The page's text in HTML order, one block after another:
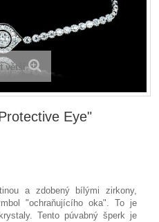
větší
Eye"
a zdobený bílými zirkony,
"ochraňujícího oka". To je
Tento púvabný šperk je